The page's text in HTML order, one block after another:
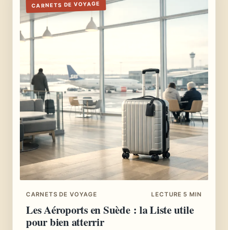
CARNETS DE VOYAGE
CARNETS DE VOYAGE LECTURE 5 MIN
Les Aéroports en Suède : la Liste utile
pour bien atterrir